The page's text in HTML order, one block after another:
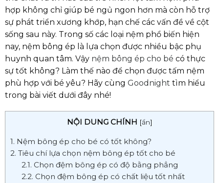
hợp không chỉ giúp bé ngủ ngon hơn mà còn hỗ trợ
sự phát triển xương khớp, hạn chế các vấn đề về cột
sống sau này. Trong số các loại nệm phổ biến hiện
nay, nệm bông ép là lựa chọn được nhiều bậc phụ
huynh quan tâm. Vậy nệm bông ép cho bé có thực
sự tốt không? Làm thế nào để chọn được tấm nệm
phù hợp với bé yêu? Hãy cùng Goodnight tìm hiểu
trong bài viết dưới đây nhé!
NỘI DUNG CHÍNH [ẩn]
1. Nệm bông ép cho bé có tốt không?
2. Tiêu chí lựa chọn nệm bông ép tốt cho bé
2.1. Chọn đệm bông ép có độ bằng phẳng
2.2. Chọn đệm bông ép có chất liệu tốt nhất